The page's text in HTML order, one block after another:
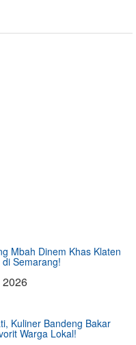
Mbah Dinem Khas Klaten
Semarang!
Kuliner Bandeng Bakar
Warga Lokal!